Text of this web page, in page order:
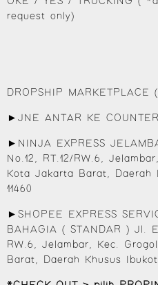
request only)
DROPSHIP MARKETPLACE
►JNE ANTAR KE COUNTER
►NINJA EXPRESS
No.12, RT.12/RW.6,
Kota Jakarta Barat, Daerah
11460
►SHOPEE EXPRESS
BAHAGIA ( STANDAR ) Jl.
RW.6, Jelambar, Kec.
Barat, Daerah Khusus